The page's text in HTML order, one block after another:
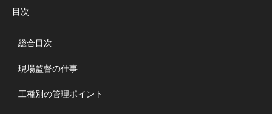
目次
総合目次
現場監督の仕事
工種別の管理ポイント